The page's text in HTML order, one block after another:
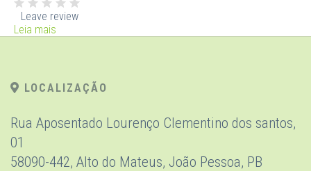
Leave review
Leia mais
LOCALIZAÇÃO
Rua Aposentado Lourenço Clementino dos santos,
01
58090-442, Alto do Mateus, João Pessoa, PB